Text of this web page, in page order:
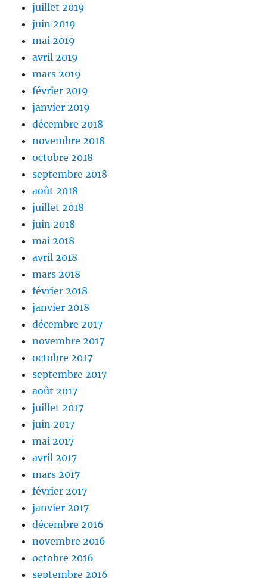
juillet 2019
juin 2019
mai 2019
avril 2019
mars 2019
février 2019
janvier 2019
décembre 2018
novembre 2018
octobre 2018
septembre 2018
août 2018
juillet 2018
juin 2018
mai 2018
avril 2018
mars 2018
février 2018
janvier 2018
décembre 2017
novembre 2017
octobre 2017
septembre 2017
août 2017
juillet 2017
juin 2017
mai 2017
avril 2017
mars 2017
février 2017
janvier 2017
décembre 2016
novembre 2016
octobre 2016
septembre 2016